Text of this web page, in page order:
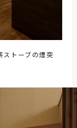
トーブの煙突